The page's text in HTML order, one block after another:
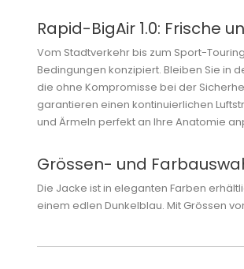
Rapid-BigAir 1.0: Frische
Vom Stadtverkehr bis zum Sport-
Bedingungen konzipiert. Bleiben Sie in
die ohne Kompromisse bei der
garantieren einen kontinuierlichen
und Ärmeln perfekt an Ihre Anatomie
Grössen- und
Die Jacke ist in eleganten Farben
einem edlen Dunkelblau. Mit Grössen